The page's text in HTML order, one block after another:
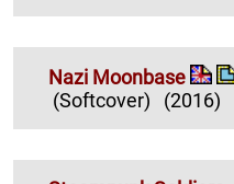
Nazi Moonbase
(Softcover)
(2016)